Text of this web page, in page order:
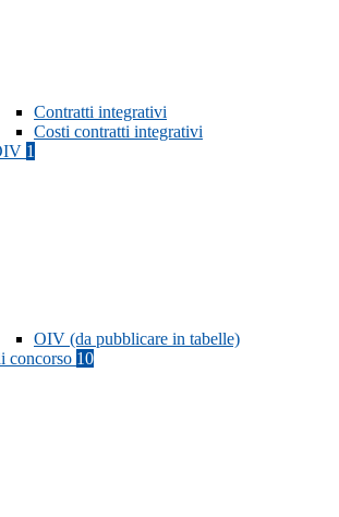
Contratti integrativi
Costi contratti integrativi
1
OIV (da pubblicare in tabelle)
concorso 10